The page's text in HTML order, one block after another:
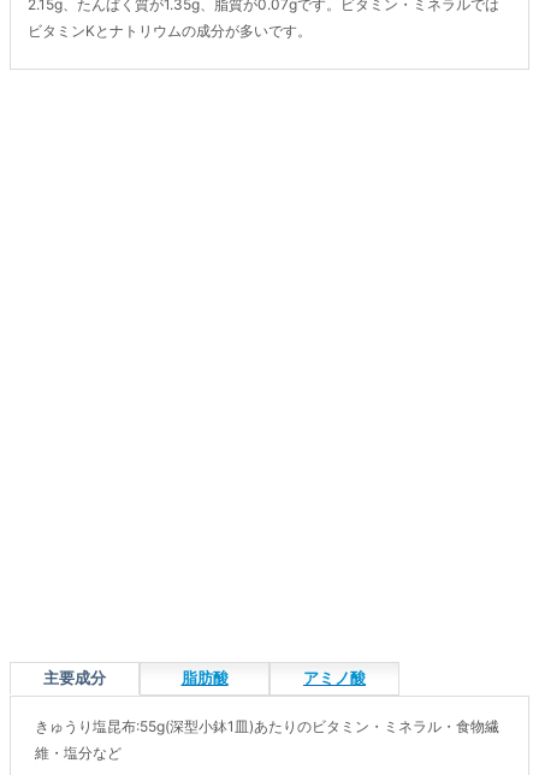
2.15g、たんぱく質が1.35g、脂質が0.07gです。ビタミン・ミネラルでは
ビタミンKとナトリウムの成分が多いです。
主要成分 脂肪酸 アミノ酸
きゅうり塩昆布:55g(深型小鉢1皿)あたりのビタミン・ミネラル・食物繊
維・塩分など